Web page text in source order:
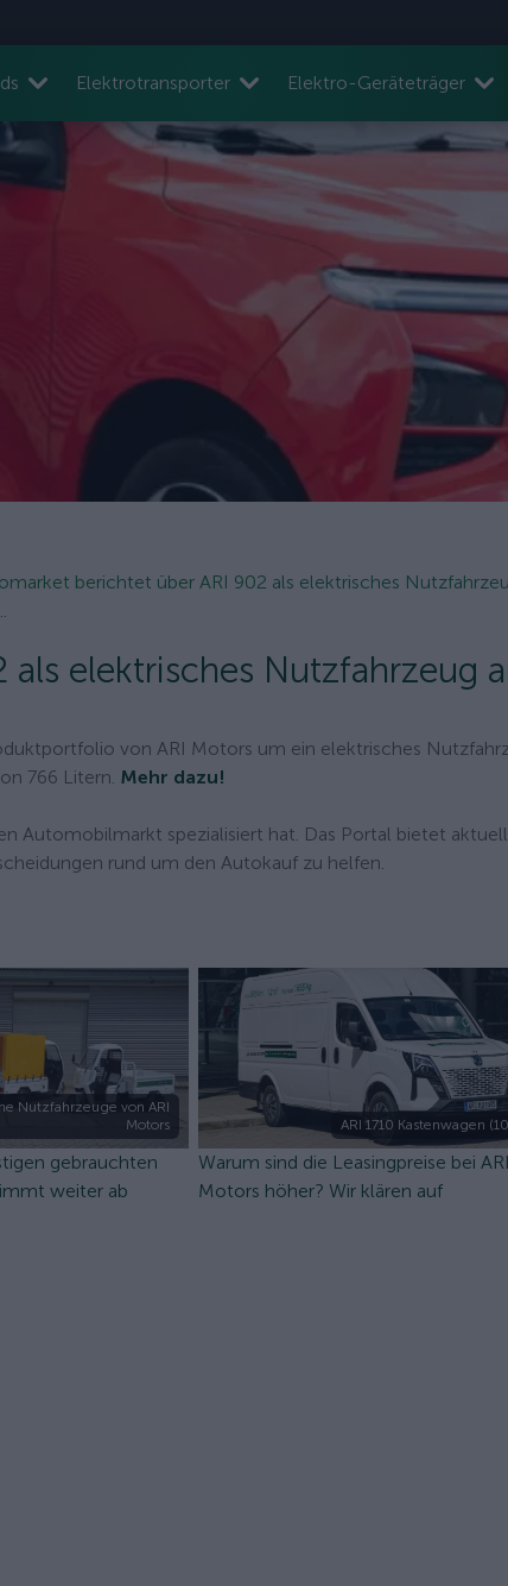
Elektrotransporter Elektro-Geräteträger
berichtet über ARI 902 als elektrisches
elektrisches Nutzfahrzeug
von ARI Motors um ein elektrisches
766 Litern. Mehr dazu!
Automobilmarkt spezialisiert hat. Das Portal bietet
rund um den Autokauf zu helfen.
Nutzfahrzeuge von ARI
Motors
gebrauchten
weiter ab
ARI 1710 Kastenwagen
Warum sind die Leasingpreise bei ARI
Motors höher? Wir klären auf